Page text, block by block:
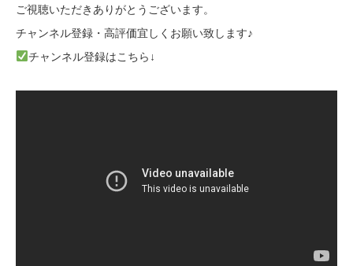
ご視聴いただきありがとうございます。
チャンネル登録・高評価宜しくお願い致します♪
チャンネル登録はこちら↓